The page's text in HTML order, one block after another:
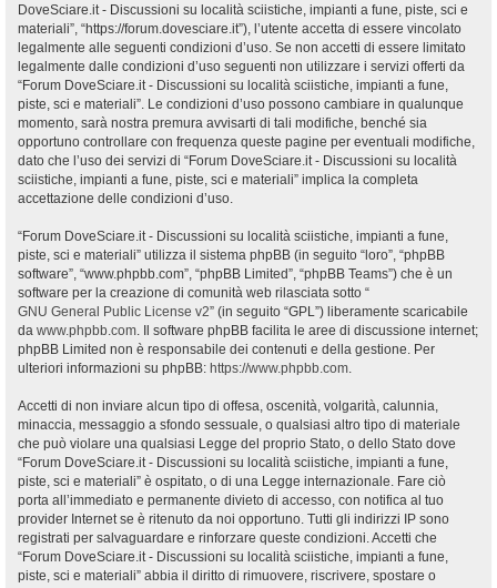
DoveSciare.it - Discussioni su località sciistiche, impianti a fune, piste, sci e
materiali”, “https://forum.dovesciare.it”), l’utente accetta di essere vincolato
legalmente alle seguenti condizioni d’uso. Se non accetti di essere limitato
legalmente dalle condizioni d’uso seguenti non utilizzare i servizi offerti da
“Forum DoveSciare.it - Discussioni su località sciistiche, impianti a fune,
piste, sci e materiali”. Le condizioni d’uso possono cambiare in qualunque
momento, sarà nostra premura avvisarti di tali modifiche, benché sia
opportuno controllare con frequenza queste pagine per eventuali modifiche,
dato che l’uso dei servizi di “Forum DoveSciare.it - Discussioni su località
sciistiche, impianti a fune, piste, sci e materiali” implica la completa
accettazione delle condizioni d’uso.
“Forum DoveSciare.it - Discussioni su località sciistiche, impianti a fune,
piste, sci e materiali” utilizza il sistema phpBB (in seguito “loro”, “phpBB
software”, “www.phpbb.com”, “phpBB Limited”, “phpBB Teams”) che è un
software per la creazione di comunità web rilasciata sotto “
GNU General Public License v2” (in seguito “GPL”) liberamente scaricabile
da www.phpbb.com. Il software phpBB facilita le aree di discussione internet;
phpBB Limited non è responsabile dei contenuti e della gestione. Per
ulteriori informazioni su phpBB: https://www.phpbb.com.
Accetti di non inviare alcun tipo di offesa, oscenità, volgarità, calunnia,
minaccia, messaggio a sfondo sessuale, o qualsiasi altro tipo di materiale
che può violare una qualsiasi Legge del proprio Stato, o dello Stato dove
“Forum DoveSciare.it - Discussioni su località sciistiche, impianti a fune,
piste, sci e materiali” è ospitato, o di una Legge internazionale. Fare ciò
porta all’immediato e permanente divieto di accesso, con notifica al tuo
provider Internet se è ritenuto da noi opportuno. Tutti gli indirizzi IP sono
registrati per salvaguardare e rinforzare queste condizioni. Accetti che
“Forum DoveSciare.it - Discussioni su località sciistiche, impianti a fune,
piste, sci e materiali” abbia il diritto di rimuovere, riscrivere, spostare o